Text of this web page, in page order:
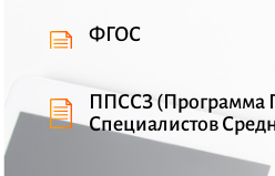
ФГОС
ППССЗ (Программа
Специалистов